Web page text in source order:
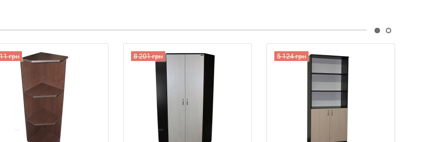
грн 8 201 грн 5 124 грн